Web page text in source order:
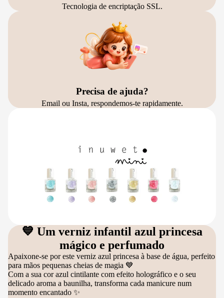
Tecnologia de encriptação SSL.
Precisa de ajuda?
Email ou Insta, respondemos-te rapidamente.
💙 Um verniz infantil azul princesa
mágico e perfumado
Apaixone-se por este verniz azul princesa à base de água, perfeito
para mãos pequenas cheias de magia 💙
Com a sua cor azul cintilante com efeito holográfico e o seu
delicado aroma a baunilha, transforma cada manicure num
momento encantado ✨